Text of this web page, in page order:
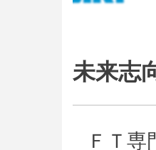
未来志
ＦＴ